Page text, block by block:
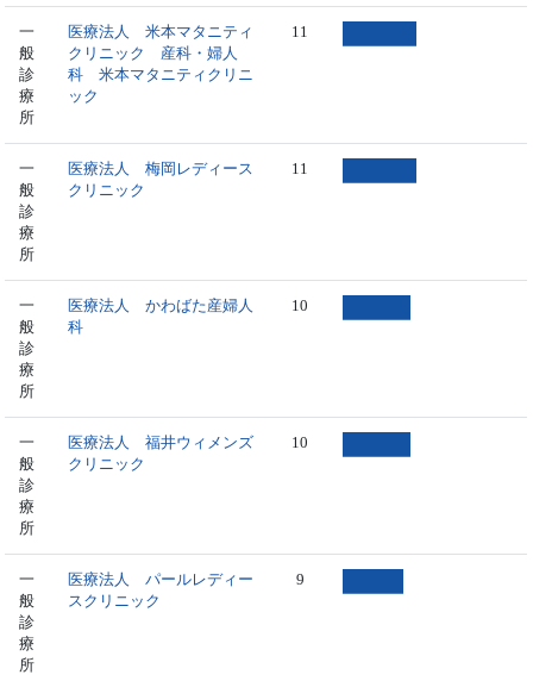
一
般
診
療
所
医療法人 米本マタニティ
クリニック 産科・婦人
科 米本マタニティクリニ
ック
11
一
般
診
療
所
医療法人 梅岡レディース
クリニック
11
一
般
診
療
所
医療法人 かわばた産婦人
科
10
一
般
診
療
所
医療法人 福井ウィメンズ
クリニック
10
一
般
診
療
所
医療法人 パールレディー
スクリニック
9